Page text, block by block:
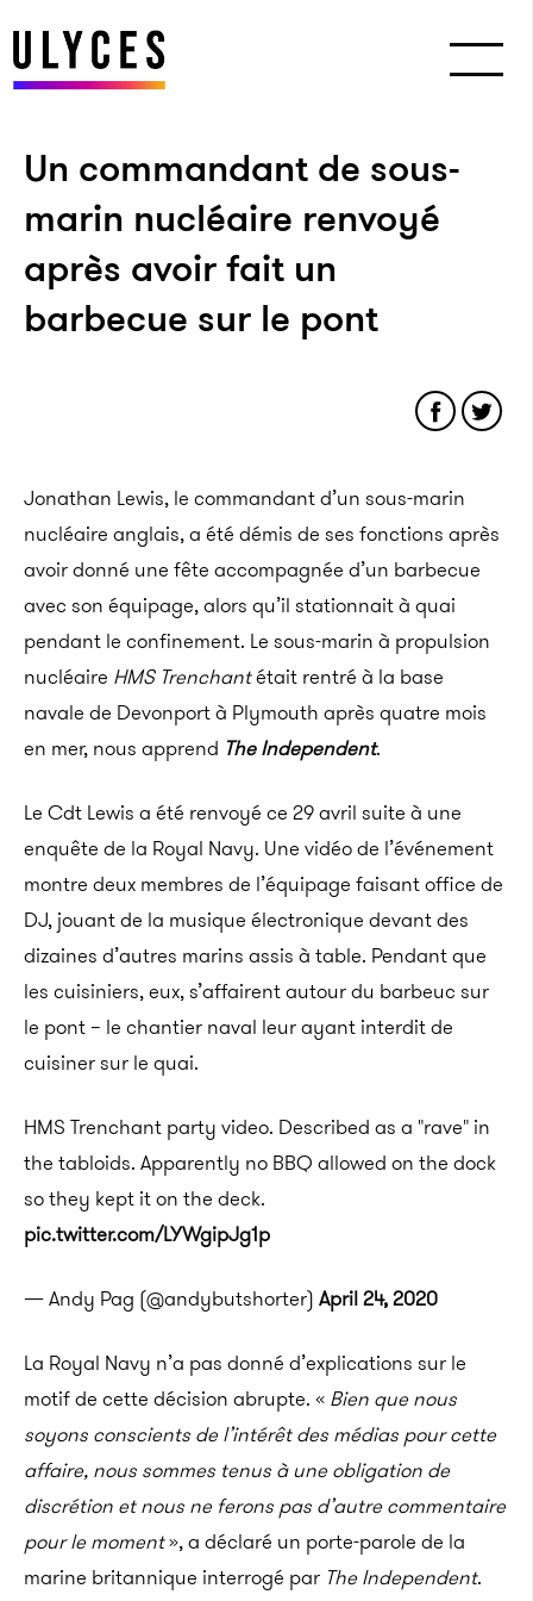
Un commandant de sous-
marin nucléaire renvoyé
après avoir fait un
barbecue sur le pont
Jonathan Lewis, le commandant d’un sous-marin
nucléaire anglais, a été démis de ses fonctions après
avoir donné une fête accompagnée d’un barbecue
avec son équipage, alors qu’il stationnait à quai
pendant le confinement. Le sous-marin à propulsion
nucléaire HMS Trenchantétait rentré à la base
navale de Devonport à Plymouth après quatre mois
en mer, nous apprend The Independent.
Le Cdt Lewis a été renvoyé ce 29 avril suite à une
enquête de la Royal Navy. Une vidéo de l’événement
montre deux membres de l’équipage faisant office de
DJ, jouant de la musique électronique devant des
dizaines d’autres marins assis à table. Pendant que
les cuisiniers, eux, s’affairent autour du barbeuc sur
le pont – le chantier naval leur ayant interdit de
cuisiner sur le quai.
HMS Trenchant party video. Described as a "rave" in
the tabloids. Apparently no BBQ allowed on the dock
so they kept it on the deck.
pic.twitter.com/LYWgipJg1p
— Andy Pag (@andybutshorter) April 24, 2020
La Royal Navy n’a pas donné d’explications sur le
motif de cette décision abrupte. « Bien que nous
soyons conscients de l’intérêt des médias pour cette
affaire, nous sommes tenus à une obligation de
discrétion et nous ne ferons pas d’autre commentaire
pour le moment», a déclaré un porte-parole de la
marine britannique interrogé par The Independent.